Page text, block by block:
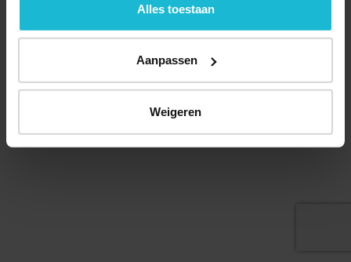
de knoppen accepteren, beheren of weigeren.
Alles toestaan
Aanpassen
Weigeren
© 2026 Stichting Forten Nederland
Over ons
Doneer nu Disclaimer
Contact